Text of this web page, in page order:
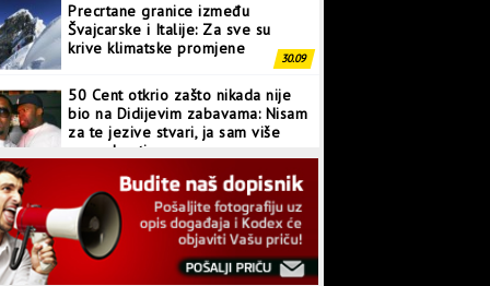
Precrtane granice između
Švajcarske i Italije: Za sve su
krive klimatske promjene
30.09
50 Cent otkrio zašto nikada nije
bio na Didijevim zabavama: Nisam
za te jezive stvari, ja sam više
normalan tip
28.09
Japanci prave superkompjuter
kakav svijet još nije vidio
27.09
Linkin Park ima novu pjesmu: